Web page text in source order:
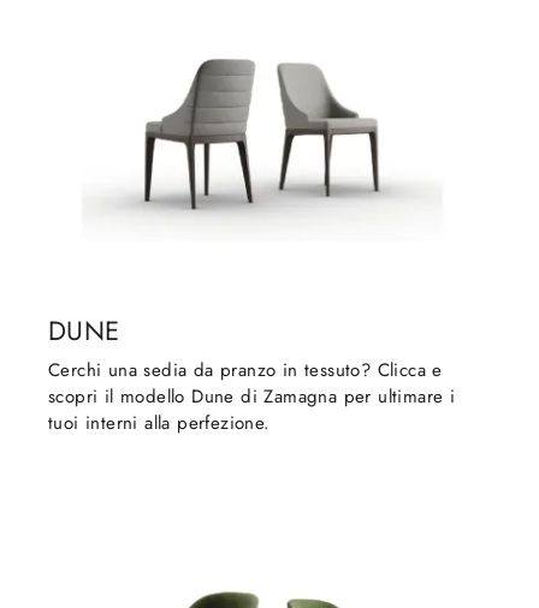
DUNE
Cerchi una sedia da pranzo in tessuto? Clicca e
scopri il modello Dune di Zamagna per ultimare i
tuoi interni alla perfezione.